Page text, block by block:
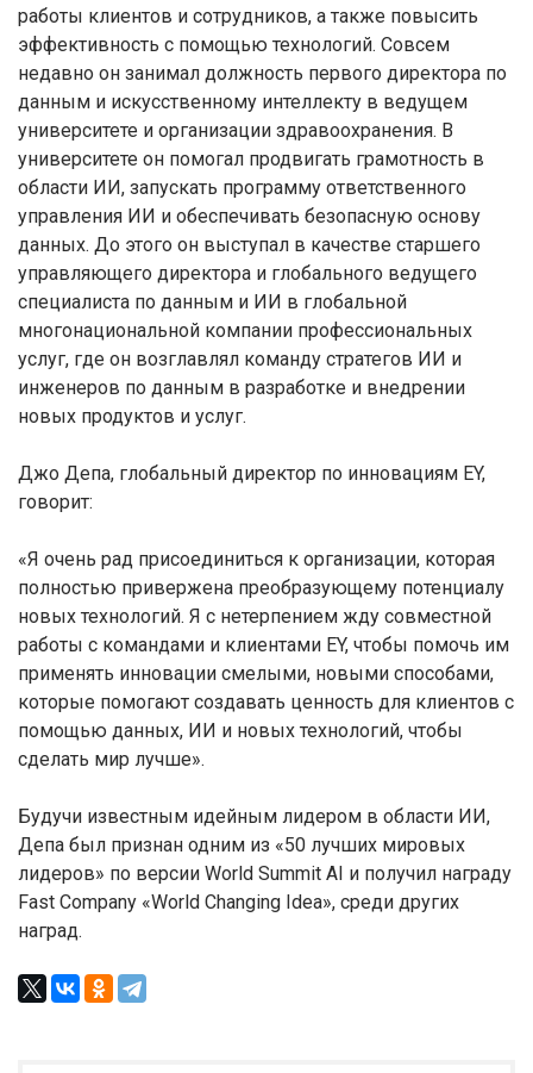
работы клиентов и сотрудников, а также повысить
эффективность с помощью технологий. Совсем
недавно он занимал должность первого директора по
данным и искусственному интеллекту в ведущем
университете и организации здравоохранения. В
университете он помогал продвигать грамотность в
области ИИ, запускать программу ответственного
управления ИИ и обеспечивать безопасную основу
данных. До этого он выступал в качестве старшего
управляющего директора и глобального ведущего
специалиста по данным и ИИ в глобальной
многонациональной компании профессиональных
услуг, где он возглавлял команду стратегов ИИ и
инженеров по данным в разработке и внедрении
новых продуктов и услуг.
Джо Депа, глобальный директор по инновациям EY,
говорит:
«Я очень рад присоединиться к организации, которая
полностью привержена преобразующему потенциалу
новых технологий. Я с нетерпением жду совместной
работы с командами и клиентами EY, чтобы помочь им
применять инновации смелыми, новыми способами,
которые помогают создавать ценность для клиентов с
помощью данных, ИИ и новых технологий, чтобы
сделать мир лучше».
Будучи известным идейным лидером в области ИИ,
Депа был признан одним из «50 лучших мировых
лидеров» по версии World Summit AI и получил награду
Fast Company «World Changing Idea», среди других
наград.